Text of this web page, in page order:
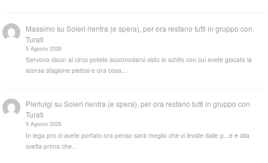
Massimo suSoleri rientra (e spera), per ora restano tutti in gruppo con
Turati
5 Agosto 2026
Servono cloun al circo potete accomodarvi visto lo schifo con cui avete giocato la
scorsa stagione pietosi e ora cosa…
Pierluigi suSoleri rientra (e spera), per ora restano tutti in gruppo con
Turati
5 Agosto 2026
In lega pro ci avete portato ora penso sarà meglio che vi levate dalle p...e e alla
svelta prima che…